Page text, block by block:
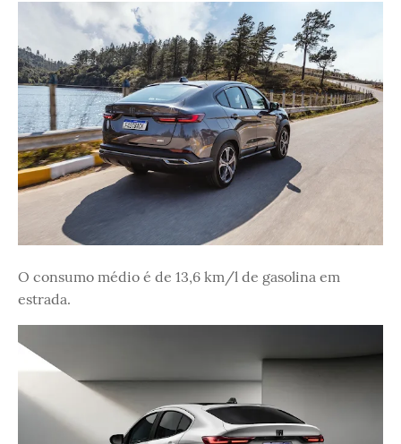
O consumo médio é de 13,6 km/l de gasolina em
estrada.